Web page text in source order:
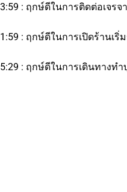
: ฤกษ์ดีในการติดต่อเจรจ
: ฤกษ์ดีในการเปิดร้านเริ่
: ฤกษ์ดีในการเดินทางท